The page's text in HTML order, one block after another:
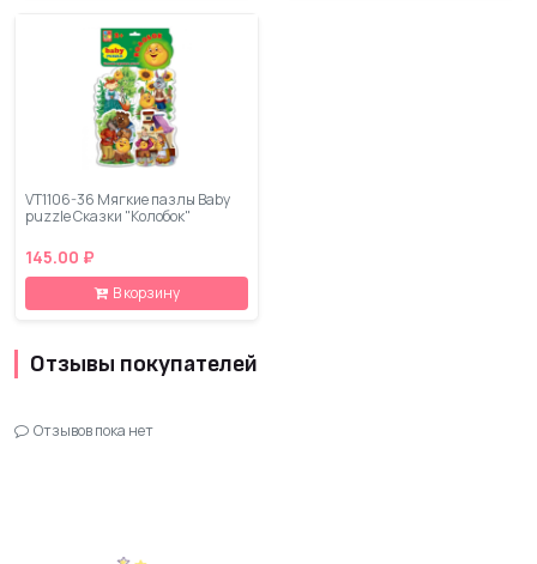
VT1106-36 Мягкие пазлы Baby
puzzle Сказки "Колобок"
145.00 ₽
В корзину
Отзывы покупателей
Отзывов пока нет